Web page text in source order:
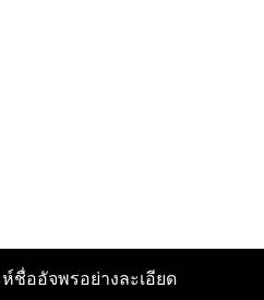
ห์ชื่ออัจพรอย่างละเอียด